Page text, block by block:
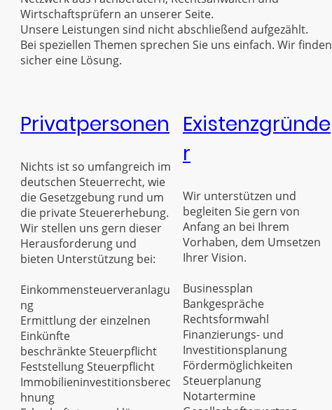
Wirtschaftsprüfern an unserer Seite.
Unsere Leistungen sind nicht abschließend aufgezählt.
Bei speziellen Themen sprechen Sie uns einfach. Wir finden
sicher eine Lösung.
Privatpersonen
Nichts ist so umfangreich im
deutschen Steuerrecht, wie
die Gesetzgebung rund um
die private Steuererhebung.
Wir stellen uns gern dieser
Herausforderung und
bieten Unterstützung bei:
Einkommensteuerveranlagu
ng
Ermittlung der einzelnen
Einkünfte
beschränkte Steuerpflicht
Feststellung Steuerpflicht
Immobilieninvestitionsberec
hnung
Existenzgründe
r
Wir unterstützen und
begleiten Sie gern von
Anfang an bei Ihrem
Vorhaben, dem Umsetzen
Ihrer Vision.
Businessplan
Bankgespräche
Rechtsformwahl
Finanzierungs- und
Investitionsplanung
Fördermöglichkeiten
Steuerplanung
Notartermine